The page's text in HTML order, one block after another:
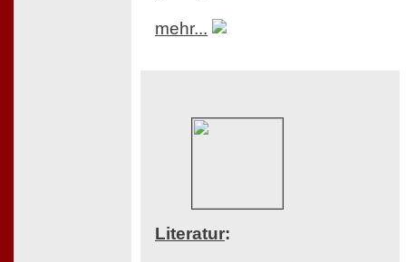
mehr...
Literatur: